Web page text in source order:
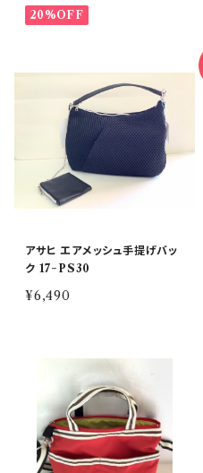
20%OFF
アサヒ エアメッシュ手提げバッ
ク 17−PS30
¥6,490